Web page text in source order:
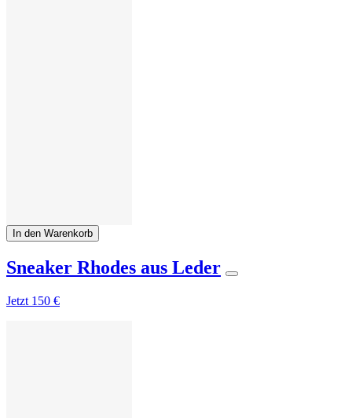
In den Warenkorb
Sneaker Rhodes aus Leder
Jetzt 150 €